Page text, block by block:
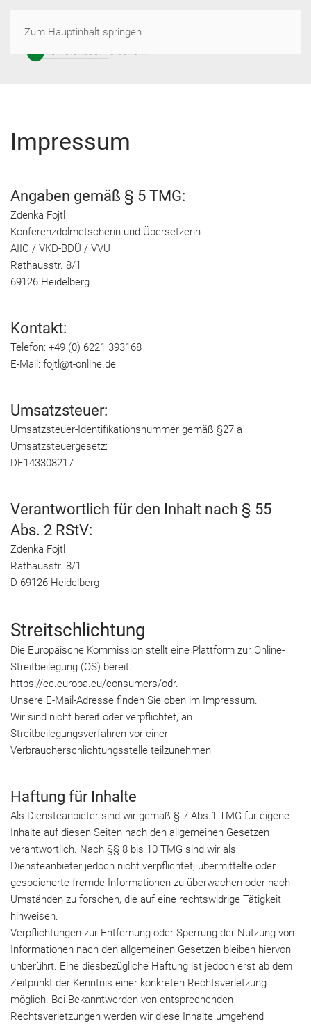
Zum Hauptinhalt springen
Impressum
Angaben gemäß § 5 TMG:
Zdenka Fojtl
Konferenzdolmetscherin und Übersetzerin
AIIC / VKD-BDÜ / VVU
Rathausstr. 8/1
69126 Heidelberg
Kontakt:
Telefon: +49 (0) 6221 393168
E-Mail: fojtl@t-online.de
Umsatzsteuer:
Umsatzsteuer-Identifikationsnummer gemäß §27 a
Umsatzsteuergesetz:
DE143308217
Verantwortlich für den Inhalt nach § 55
Abs. 2 RStV:
Zdenka Fojtl
Rathausstr. 8/1
D-69126 Heidelberg
Streitschlichtung
Die Europäische Kommission stellt eine Plattform zur Online-
Streitbeilegung (OS) bereit:
https://ec.europa.eu/consumers/odr.
Unsere E-Mail-Adresse finden Sie oben im Impressum.
Wir sind nicht bereit oder verpflichtet, an
Streitbeilegungsverfahren vor einer
Verbraucherschlichtungsstelle teilzunehmen
Haftung für Inhalte
Als Diensteanbieter sind wir gemäß § 7 Abs.1 TMG für eigene
Inhalte auf diesen Seiten nach den allgemeinen Gesetzen
verantwortlich. Nach §§ 8 bis 10 TMG sind wir als
Diensteanbieter jedoch nicht verpflichtet, übermittelte oder
gespeicherte fremde Informationen zu überwachen oder nach
Umständen zu forschen, die auf eine rechtswidrige Tätigkeit
hinweisen.
Verpflichtungen zur Entfernung oder Sperrung der Nutzung von
Informationen nach den allgemeinen Gesetzen bleiben hiervon
unberührt. Eine diesbezügliche Haftung ist jedoch erst ab dem
Zeitpunkt der Kenntnis einer konkreten Rechtsverletzung
möglich. Bei Bekanntwerden von entsprechenden
Rechtsverletzungen werden wir diese Inhalte umgehend